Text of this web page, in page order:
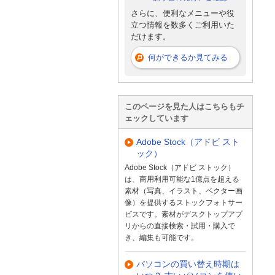
さらに、便利なメニューや役
立つ情報を数多くご利用いた
だけます。
何ができるか見てみる
このページを見た人はこちらもチ
ェックしています
Adobe Stock（アドビ スト
ック）
Adobe Stock（アドビ ストック）
は、商用利用可能な1億点を超える
素材（写真、イラスト、ベクター画
像）を提供するストックフォトサー
ビスです。素材がデスクトップアプ
リからの直接検索・試用・購入で
き、編集も可能です。
パソコンの買い替え時期は